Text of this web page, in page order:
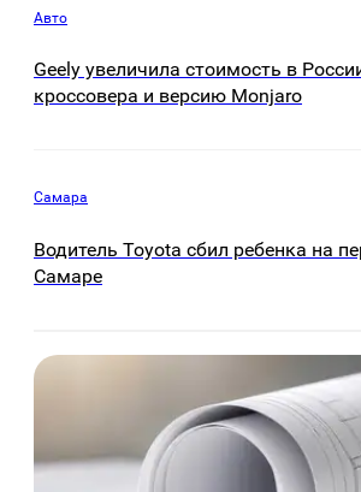
Авто
Geely увеличила стоимость в
кроссовера и версию Monjaro
Самара
Водитель Toyota сбил ребенка на
Самаре